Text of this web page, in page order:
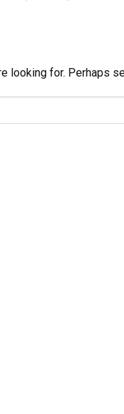
looking for. Perhaps